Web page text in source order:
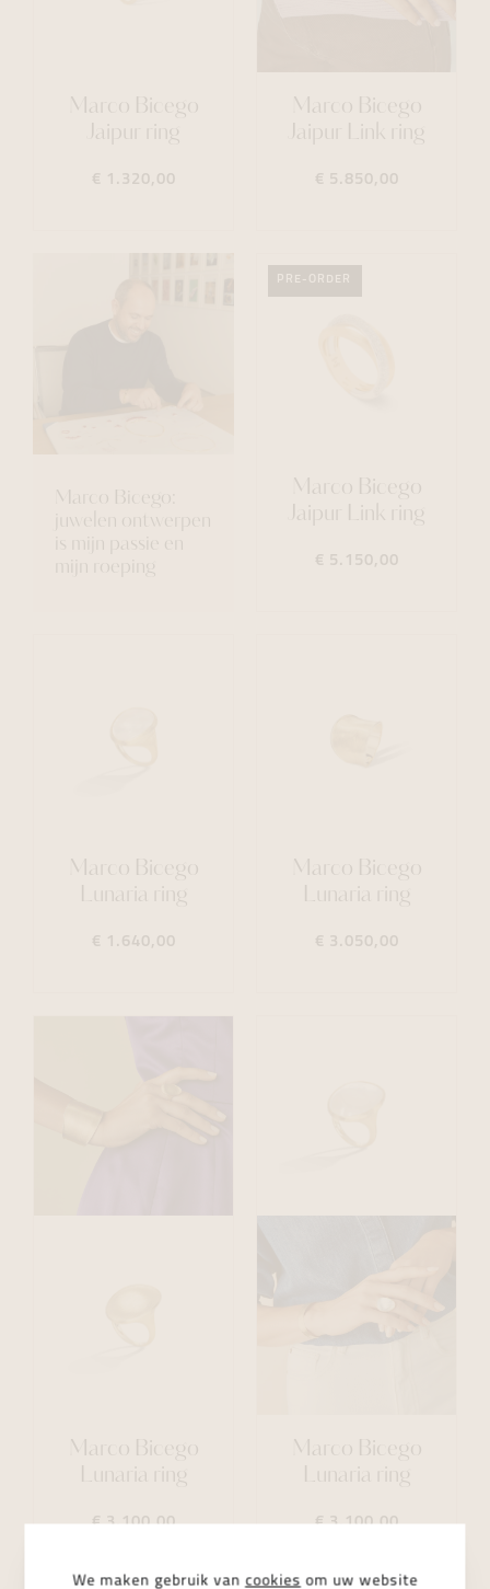
Marco Bicego
Jaipur ring
€ 1.320,00
Marco Bicego
Jaipur Link ring
€ 5.850,00
Marco Bicego:
juwelen ontwerpen
is mijn passie en
mijn roeping
PRE-ORDER
Marco Bicego
Jaipur Link ring
€ 5.150,00
Marco Bicego
Lunaria ring
€ 1.640,00
Marco Bicego
Lunaria ring
€ 3.050,00
Marco Bicego
Lunaria ring
€ 3.100,00
Marco Bicego
Lunaria ring
€ 3.100,00
We maken gebruik van cookies om uw website